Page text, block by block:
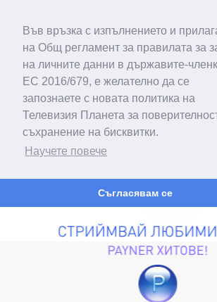
Във връзка с изпълнението и
на Общ регламент за правилата за
на личните данни в държавите-
ЕС 2016/679, е желателно да се
запознаете с новата политика на
Телевизия Планета за
съхранение на бисквитки.
Научете повече
Съгласявам се